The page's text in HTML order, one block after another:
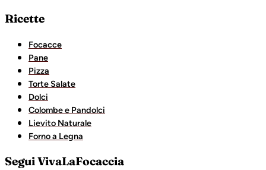
Ricette
Focacce
Pane
Pizza
Torte Salate
Dolci
Colombe e Pandolci
Lievito Naturale
Forno a Legna
Segui VivaLaFocaccia